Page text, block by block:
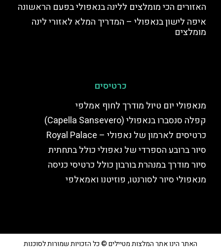
האזורים הכי מומלצים ללינה בנאפולי בפעם הראשונה
איפה לישון בנאפולי – המדריך המלא לאזורי לינה
מומלצים
כרטיסים
מנאפולי יום טיול מודרך לחוף אמלפי
קפלה סנסברו בנאפולי (Capella Sansevero)
כרטיסים לארמון של נאפולי – Royal Palace
סיור ברובע הספרדי של נאפולי כולל בתחתית
סיור מודרך במנהרת בורבון כולל כרטיסי כניסה
מנאפולי סיור לסורנטו, פוזיטנו ואמאלפי
האתר הינו אתר המלצות מטיילים © כל הזכויות שמורות לסוכנות